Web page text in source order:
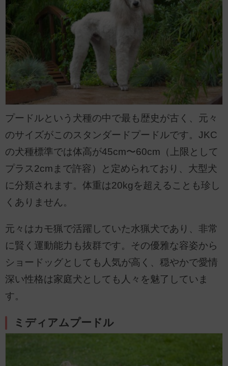
プードルという犬種の中で最も歴史が古く、元々
のサイズがこのスタンダードプードルです。JKC
の犬種標準では体高が45cm〜60cm（上限として
プラス2cmまで許容）と定められており、大型犬
に分類されます。体重は20kgを超えることも珍し
くありません。
元々はカモ猟で活躍していた水猟犬であり、非常
に賢く運動能力も抜群です。その優雅な容姿から
ショードッグとしても人気が高く、穏やかで愛情
深い性格は家庭犬としても人々を魅了していま
す。
ミディアムプードル